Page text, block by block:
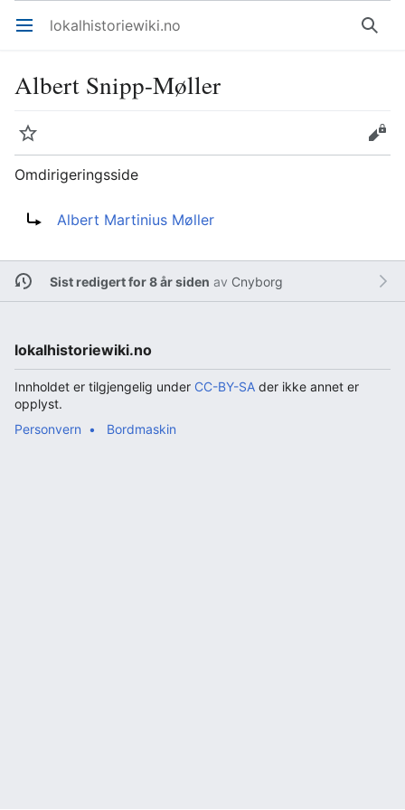
Åpne hovedmenyen lokalhistoriewiki.no Søk
Albert Snipp-Møller
Overvåk
Rediger
Omdirigeringsside
Albert Martinius Møller
Sist redigert for 8 år siden av Cnyborg
lokalhistoriewiki.no
Innholdet er tilgjengelig under CC-BY-SA der ikke annet er
opplyst.
Personvern
Bordmaskin